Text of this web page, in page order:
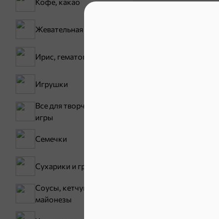
Жевательная резинка
Ирис, гематоген
Игрушки
Все для творчества,
игры
Семечки
Сухарики и гренки
Соусы, кетчупы,
майонезы